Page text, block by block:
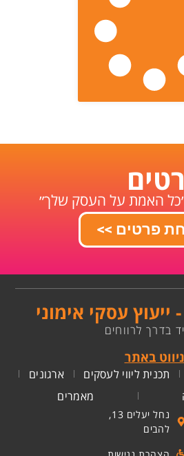
האמת על העסק שלך״
פרטים >>
ייעוץ עסקי אימוני
בדרך לרווחים
באתר
תכנית ליווי לעסקים
ארגונים
מאמרים
נחל יעלים 13,
להבים